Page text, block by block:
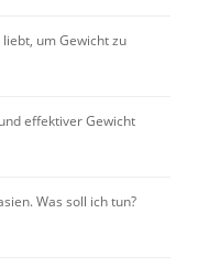
um Gewicht zu
effektiver Gewicht
Was soll ich tun?